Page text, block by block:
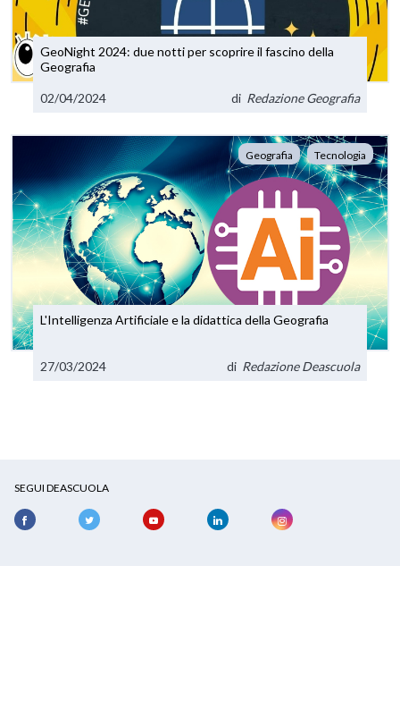
GeoNight 2024: due notti per scoprire il fascino della
Geografia
02/04/2024 di Redazione Geografia
Geografia Tecnologia
L'Intelligenza Artificiale e la didattica della Geografia
27/03/2024 di Redazione Deascuola
SEGUI DEASCUOLA